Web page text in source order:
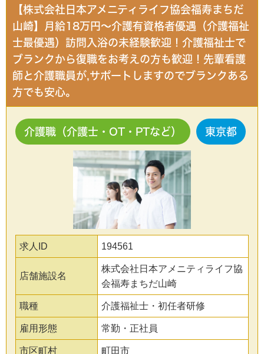
【株式会社日本アメニティライフ協会福寿まちだ
山崎】月給18万円～介護有資格者優遇（介護福祉
士最優遇）訪問入浴の未経験歓迎！介護福祉士で
ブランクから復職をお考えの方も歓迎！先輩看護
師と介護職員が,サポートしますのでブランクある
方でも安心。
介護職（介護士・OT・PTなど） 東京都
求人ID 194561
店舗施設名
株式会社日本アメニティライフ協
会福寿まちだ山崎
職種 介護福祉士・初任者研修
雇用形態 常勤・正社員
市区町村 町田市